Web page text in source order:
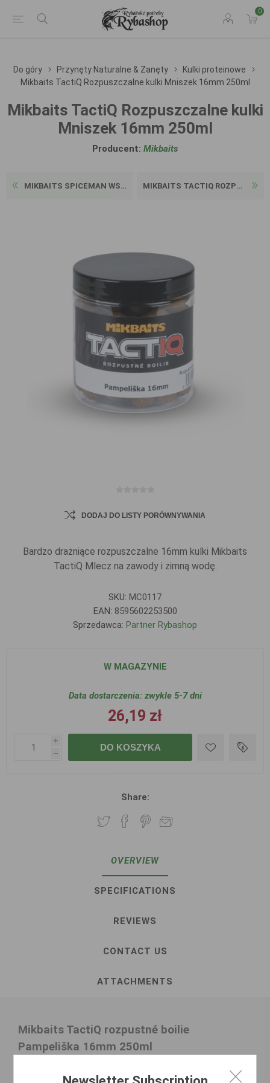
0
Do góry Przynęty Naturalne & Zanęty
Kulki proteinowe
Mikbaits TactiQ Rozpuszczalne kulki Mniszek 16mm 250ml
Mikbaits TactiQ Rozpuszczalne kulki
Mniszek 16mm 250ml
Producent: Mikbaits
MIKBAITS SPICEMAN WS3 KULKI... MIKBAITS TACTIQ ROZPUSZCZAL...
DODAJ DO LISTY PORÓWNYWANIA
Bardzo drażniące rozpuszczalne 16mm kulki Mikbaits
TactiQ Mlecz na zawody i zimną wodę.
SKU: MC0117
EAN: 8595602253500
Sprzedawca: Partner Rybashop
W MAGAZYNIE
Data dostarczenia: zwykle 5-7 dni
26,19 zł
i
h
DO KOSZYKA
Share:
OVERVIEW
SPECIFICATIONS
REVIEWS
CONTACT US
ATTACHMENTS
Mikbaits TactiQ rozpustné boilie
Pampeliška 16mm 250ml